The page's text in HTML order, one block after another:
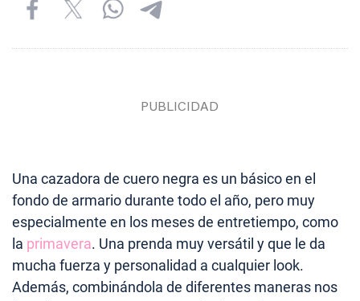
Una cazadora de cuero negra es un básico en el
fondo de armario durante todo el año, pero muy
especialmente en los meses de entretiempo, como
la primavera. Una prenda muy versátil y que le da
mucha fuerza y personalidad a cualquier look.
Además, combinándola de diferentes maneras nos